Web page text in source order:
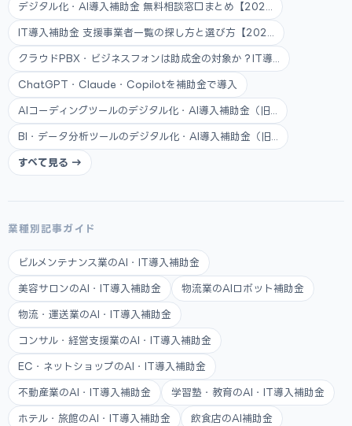
デジタル化・AI導入補助金 無料相談窓口まとめ【202...
IT導入補助金 支援事業者一覧の探し方と選び方【202...
クラウドPBX・ビジネスフォンは助成金の対象か？IT導...
ChatGPT・Claude・Copilotを補助金で導入
AIコーディングツールのデジタル化・AI導入補助金（旧...
BI・データ分析ツールのデジタル化・AI導入補助金（旧...
すべて見る →
業種別記事ガイド
ビルメンテナンス業のAI・IT導入補助金
美容サロンのAI・IT導入補助金 物流業のAIロボット補助金
物流・運送業のAI・IT導入補助金
コンサル・経営支援業のAI・IT導入補助金
EC・ネットショップのAI・IT導入補助金
不動産業のAI・IT導入補助金 学習塾・教育のAI・IT導入補助金
ホテル・旅館のAI・IT導入補助金 飲食店のAI補助金